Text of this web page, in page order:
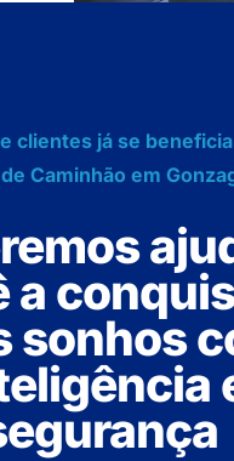
clientes já se
Caminhão em
a
sonhos